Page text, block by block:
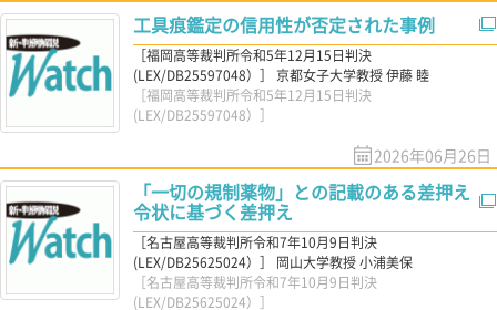
工具痕鑑定の信用性が否定された事例
［福岡高等裁判所令和5年12月15日判決
(LEX/DB25597048）］ 京都女子大学教授 伊藤 睦
［福岡高等裁判所令和5年12月15日判決
(LEX/DB25597048）］
2026年06月26日
「一切の規制薬物」との記載のある差押え
令状に基づく差押え
［名古屋高等裁判所令和7年10月9日判決
(LEX/DB25625024）］ 岡山大学教授 小浦美保
［名古屋高等裁判所令和7年10月9日判決
(LEX/DB25625024）］